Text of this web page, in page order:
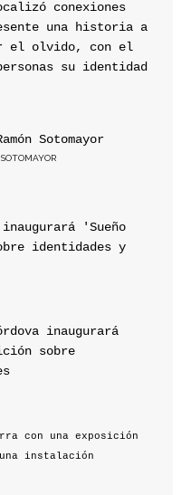
conexiones
una historia a
el olvido, con el
su identidad
inaugurará
sobre
con una exposición
instalación